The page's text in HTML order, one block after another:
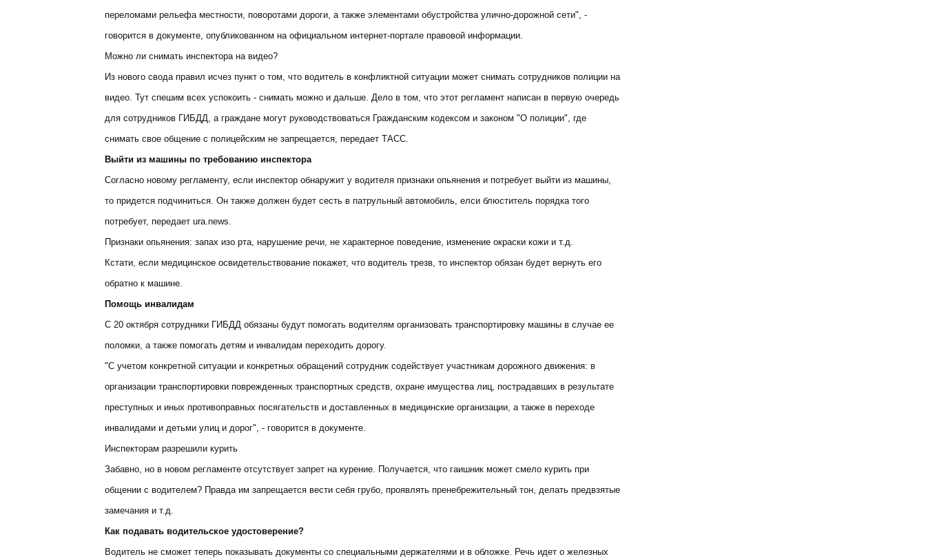
переломами рельефа местности, поворотами дороги, а также элементами обустройства улично-дорожной сети", -
говорится в документе, опубликованном на официальном интернет-портале правовой информации.
Можно ли снимать инспектора на видео?
Из нового свода правил исчез пункт о том, что водитель в конфликтной ситуации может снимать сотрудников полиции на
видео. Тут спешим всех успокоить - снимать можно и дальше. Дело в том, что этот регламент написан в первую очередь
для сотрудников ГИБДД, а граждане могут руководствоваться Гражданским кодексом и законом "О полиции", где
снимать свое общение с полицейским не запрещается, передает ТАСС.
Выйти из машины по требованию инспектора
Согласно новому регламенту, если инспектор обнаружит у водителя признаки опьянения и потребует выйти из машины,
то придется подчиниться. Он также должен будет сесть в патрульный автомобиль, елси блюститель порядка того
потребует, передает ura.news.
Признаки опьянения: запах изо рта, нарушение речи, не характерное поведение, изменение окраски кожи и т.д.
Кстати, если медицинское освидетельствование покажет, что водитель трезв, то инспектор обязан будет вернуть его
обратно к машине.
Помощь инвалидам
С 20 октября сотрудники ГИБДД обязаны будут помогать водителям организовать транспортировку машины в случае ее
поломки, а также помогать детям и инвалидам переходить дорогу.
"С учетом конкретной ситуации и конкретных обращений сотрудник содействует участникам дорожного движения: в
организации транспортировки поврежденных транспортных средств, охране имущества лиц, пострадавших в результате
преступных и иных противоправных посягательств и доставленных в медицинские организации, а также в переходе
инвалидами и детьми улиц и дорог", - говорится в документе.
Инспекторам разрешили курить
Забавно, но в новом регламенте отсутствует запрет на курение. Получается, что гаишник может смело курить при
общении с водителем? Правда им запрещается вести себя грубо, проявлять пренебрежительный тон, делать предвзятые
замечания и т.д.
Как подавать водительское удостоверение?
Водитель не сможет теперь показывать документы со специальными держателями и в обложке. Речь идет о железных